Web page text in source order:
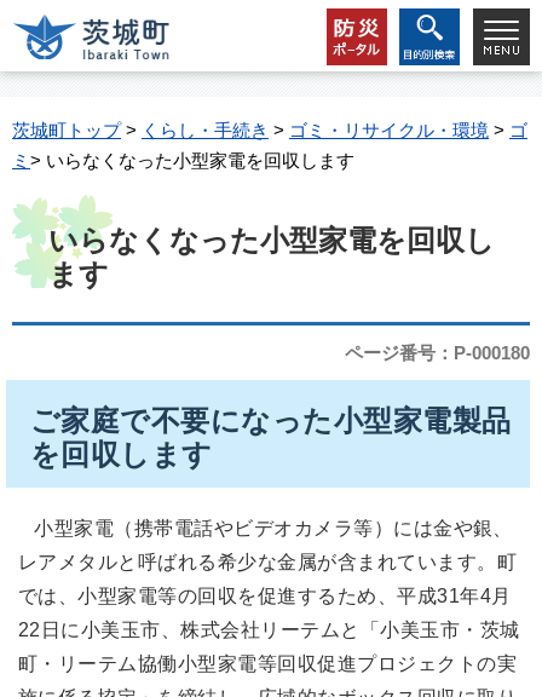
茨城町トップ> くらし・手続き > ゴミ・リサイクル・環境 > ゴ
ミ > いらなくなった小型家電を回収します
いらなくなった小型家電を回収し
ます
ページ番号：P-000180
ご家庭で不要になった小型家電製品
を回収します
小型家電（携帯電話やビデオカメラ等）には金や銀、
レアメタルと呼ばれる希少な金属が含まれています。町
では、小型家電等の回収を促進するため、平成31年4月
22日に小美玉市、株式会社リーテムと「小美玉市・茨城
町・リーテム協働小型家電等回収促進プロジェクトの実